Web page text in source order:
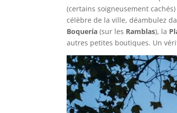
(certains soigneusement
célèbre de la ville, déambulez
Boquería(sur les Ramblas), la
autres petites boutiques. Un